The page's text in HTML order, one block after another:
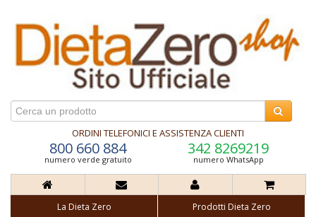
ORDINI TELEFONICI E ASSISTENZA CLIENTI
800 660 884
numero verde gratuito
342 8269219
numero WhatsApp
La Dieta Zero
Prodotti Dieta Zero